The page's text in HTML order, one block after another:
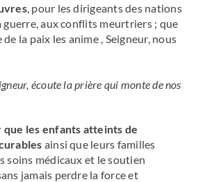
, pour les dirigeants des nations
guerre, aux conflits meurtriers ; que
de la paix les anime , Seigneur, nous
écoute la prière qui monte de nos
que les enfants atteints de
ainsi que leurs familles
soins médicaux et le soutien
jamais perdre la force et